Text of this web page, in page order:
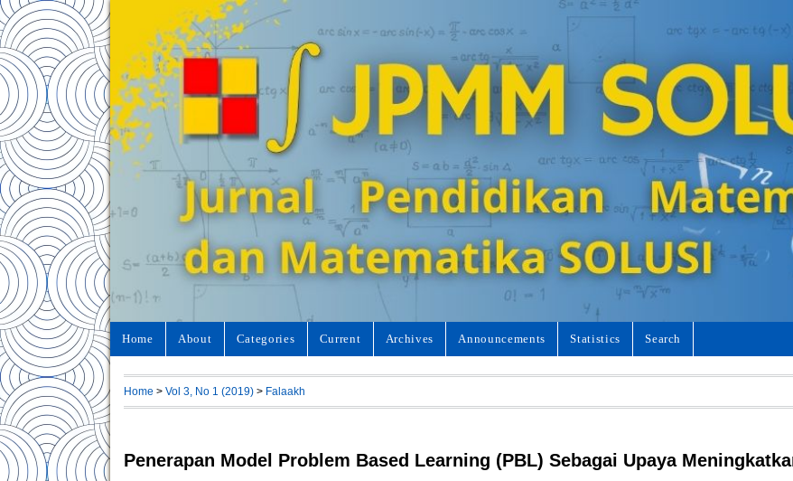
Home About Categories Current Archives Announcements Statistics Search
Home > Vol 3, No 1 (2019) > Falaakh
Penerapan Model Problem Based Learning (PBL) Sebagai Upaya